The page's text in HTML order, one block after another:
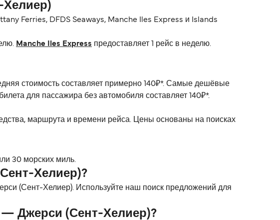
Хелиер)
Ferries, DFDS Seaways, Manche Iles Express и Islands
Manche Iles Express предоставляет 1 рейс в неделю.
стоимость составляет примерно 140₽*. Самые дешёвые
для пассажира без автомобиля составляет 140₽*.
маршрута и времени рейса. Цены основаны на поисках
30 морских миль.
Хелиер)?
(Сент-Хелиер). Используйте наш поиск предложений для
— Джерси (Сент-Хелиер)?